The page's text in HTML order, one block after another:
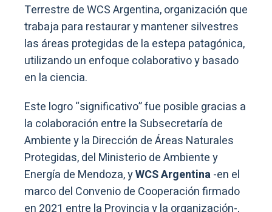
Terrestre de WCS Argentina, organización que
trabaja para restaurar y mantener silvestres
las áreas protegidas de la estepa patagónica,
utilizando un enfoque colaborativo y basado
en la ciencia.
Este logro “significativo” fue posible gracias a
la colaboración entre la Subsecretaría de
Ambiente y la Dirección de Áreas Naturales
Protegidas, del Ministerio de Ambiente y
Energía de Mendoza, yWCS Argentina-en el
marco del Convenio de Cooperación firmado